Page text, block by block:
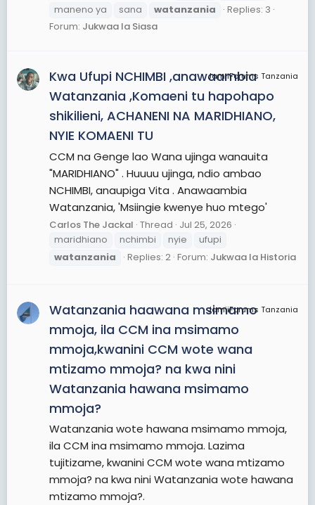
maneno ya
sana watanzania
Replies: 3
Forum: Jukwaa la Siasa
JamiiForums Tanzania
Kwa Ufupi NCHIMBI ,anawaambia
Watanzania ,Komaeni tu hapohapo
shikilieni, ACHANENI NA MARIDHIANO,
NYIE KOMAENI TU
CCM na Genge lao Wana ujinga wanauita
"MARIDHIANO" . Huuuu ujinga, ndio ambao
NCHIMBI, anaupiga Vita . Anawaambia
Watanzania, 'Msiingie kwenye huo mtego'
Carlos The Jackal Thread Jul 25, 2026
maridhiano
nchimbi nyie
ufupi
watanzania
Replies: 2 Forum: Jukwaa la Historia
JamiiForums Tanzania
Watanzania haawana msimamo
mmoja, ila CCM ina msimamo
mmoja,kwanini CCM wote wana
mtizamo mmoja? na kwa nini
Watanzania hawana msimamo
mmoja?
Watanzania wote hawana msimamo mmoja,
ila CCM ina msimamo mmoja. Lazima
tujitizame, kwanini CCM wote wana mtizamo
mmoja? na kwa nini Watanzania wote hawana
mtizamo mmoja?.